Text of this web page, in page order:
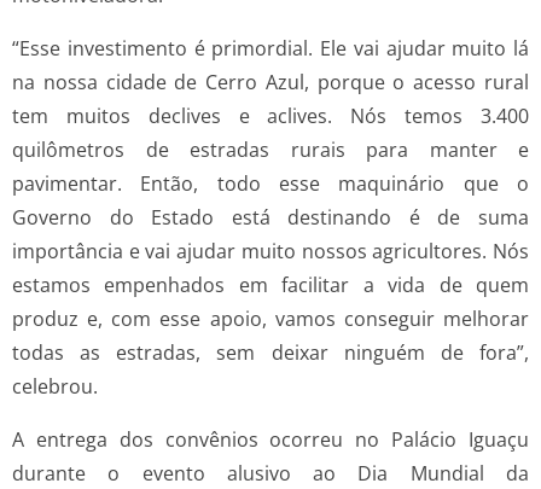
“Esse investimento é primordial. Ele vai ajudar muito lá
na nossa cidade de Cerro Azul, porque o acesso rural
tem muitos declives e aclives. Nós temos 3.400
quilômetros de estradas rurais para manter e
pavimentar. Então, todo esse maquinário que o
Governo do Estado está destinando é de suma
importância e vai ajudar muito nossos agricultores. Nós
estamos empenhados em facilitar a vida de quem
produz e, com esse apoio, vamos conseguir melhorar
todas as estradas, sem deixar ninguém de fora”,
celebrou.
A entrega dos convênios ocorreu no Palácio Iguaçu
durante o evento alusivo ao Dia Mundial da